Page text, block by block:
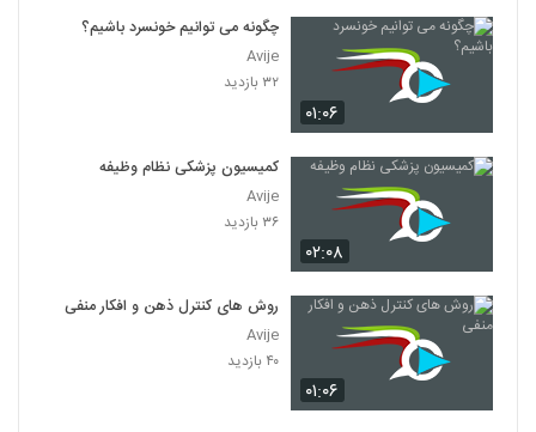
۰۱:۰۶
چگونه می توانیم خونسرد باشیم؟
Avije
۳۲ بازدید
۰۲:۰۸
کمیسیون پزشکی نظام وظیفه
Avije
۳۶ بازدید
۰۱:۰۶
روش های کنترل ذهن و افکار منفی
Avije
۴۰ بازدید